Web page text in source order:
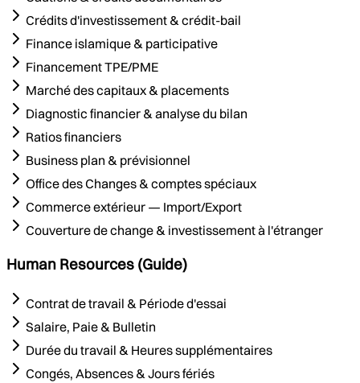
Crédits d'investissement & crédit-bail
Finance islamique & participative
Financement TPE/PME
Marché des capitaux & placements
Diagnostic financier & analyse du bilan
Ratios financiers
Business plan & prévisionnel
Office des Changes & comptes spéciaux
Commerce extérieur — Import/Export
Couverture de change & investissement à l'étranger
Human Resources (Guide)
Contrat de travail & Période d'essai
Salaire, Paie & Bulletin
Durée du travail & Heures supplémentaires
Congés, Absences & Jours fériés